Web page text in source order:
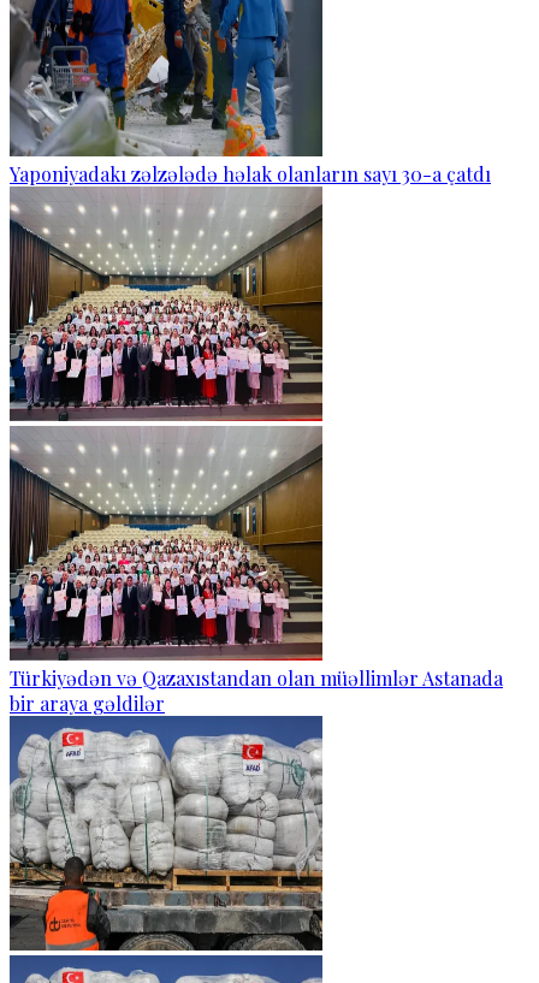
Yaponiyadakı zəlzələdə həlak olanların sayı 30-a çatdı
Türkiyədən və Qazaxıstandan olan müəllimlər Astanada
bir araya gəldilər